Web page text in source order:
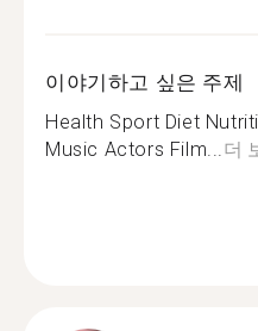
이야기하고 싶은 주제
Health Sport Diet
Music Actors Film...더